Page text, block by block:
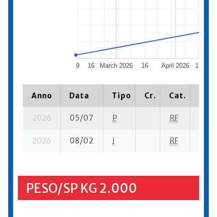
March 2026 April 2026
9 16 16 13
Anno Data Tipo Cr. Cat.
2026 05/07 P RF
2026 08/02 I RF
PESO/SP KG 2.000